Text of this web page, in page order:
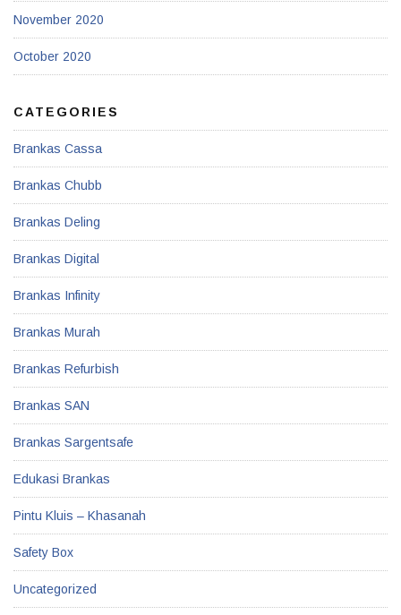
November 2020
October 2020
CATEGORIES
Brankas Cassa
Brankas Chubb
Brankas Deling
Brankas Digital
Brankas Infinity
Brankas Murah
Brankas Refurbish
Brankas SAN
Brankas Sargentsafe
Edukasi Brankas
Pintu Kluis – Khasanah
Safety Box
Uncategorized